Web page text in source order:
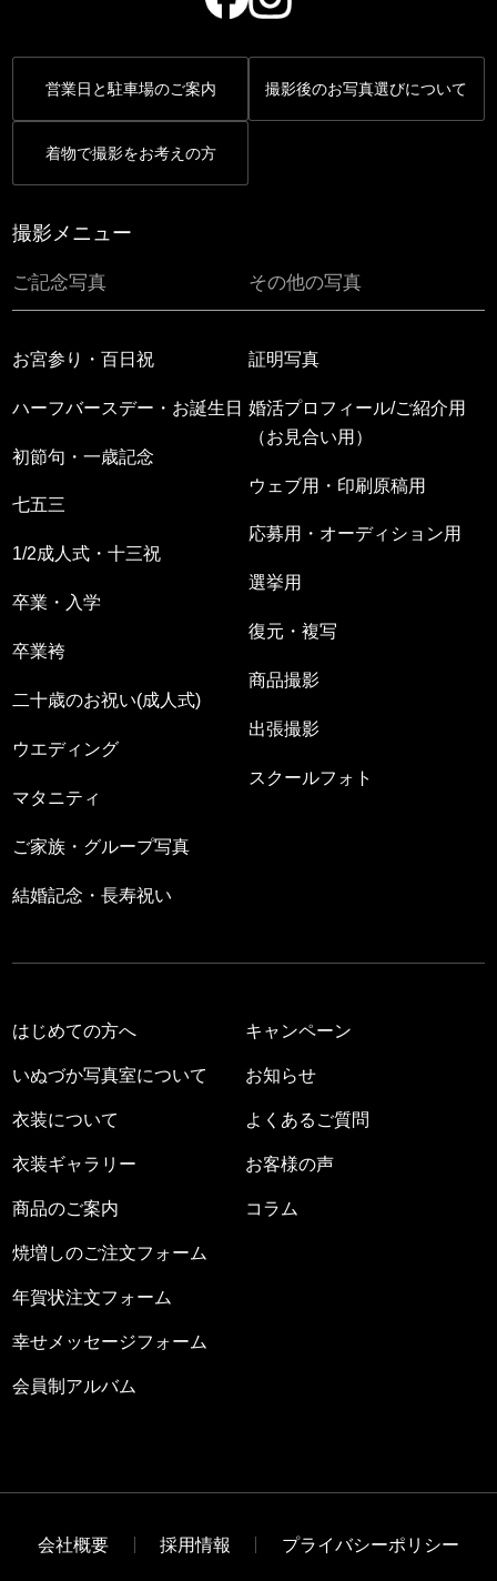
営業日と駐車場のご案内 撮影後のお写真選びについて
着物で撮影をお考えの方
撮影メニュー
ご記念写真
お宮参り・百日祝
ハーフバースデー・お誕生日
初節句・一歳記念
七五三
1/2成人式・十三祝
卒業・入学
卒業袴
二十歳のお祝い(成人式)
ウエディング
マタニティ
ご家族・グループ写真
結婚記念・長寿祝い
その他の写真
証明写真
婚活プロフィール/ご紹介用
（お見合い用）
ウェブ用・印刷原稿用
応募用・オーディション用
選挙用
復元・複写
商品撮影
出張撮影
スクールフォト
はじめての方へ
いぬづか写真室について
衣装について
衣装ギャラリー
商品のご案内
焼増しのご注文フォーム
年賀状注文フォーム
幸せメッセージフォーム
会員制アルバム
キャンペーン
お知らせ
よくあるご質問
お客様の声
コラム
会社概要 採用情報 プライバシーポリシー